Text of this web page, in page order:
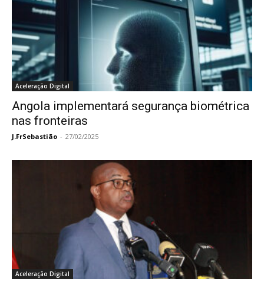
Aceleração Digital
Angola implementará segurança biométrica
nas fronteiras
J.FrSebastião - 27/02/2025
Aceleração Digital